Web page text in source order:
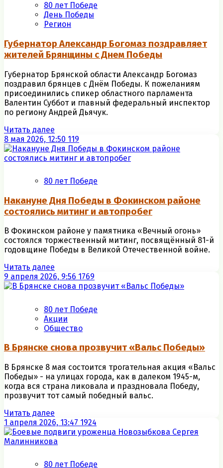
80 лет Победе
День Победы
Регион
Губернатор Александр Богомаз поздравляет
жителей Брянщины с Днем Победы
Губернатор Брянской области Александр Богомаз
поздравил брянцев с Днём Победы. К пожеланиям
присоединились спикер областного парламента
Валентин Суббот и главный федеральный инспектор
по региону Андрей Дьячук.
Читать далее
8 мая 2026, 12:50 119
80 лет Победе
Накануне Дня Победы в Фокинском районе
состоялись митинг и автопробег
В Фокинском районе у памятника «Вечный огонь»
состоялся торжественный митинг, посвящённый 81-й
годовщине Победы в Великой Отечественной войне.
Читать далее
9 апреля 2026, 9:56 1769
80 лет Победе
Акции
Общество
В Брянске снова прозвучит «Вальс Победы»
В Брянске 8 мая состоится трогательная акция «Вальс
Победы» - на улицах города, как в далеком 1945-м,
когда вся страна ликовала и праздновала Победу,
прозвучит тот самый победный вальс.
Читать далее
1 апреля 2026, 13:47 1924
80 лет Победе